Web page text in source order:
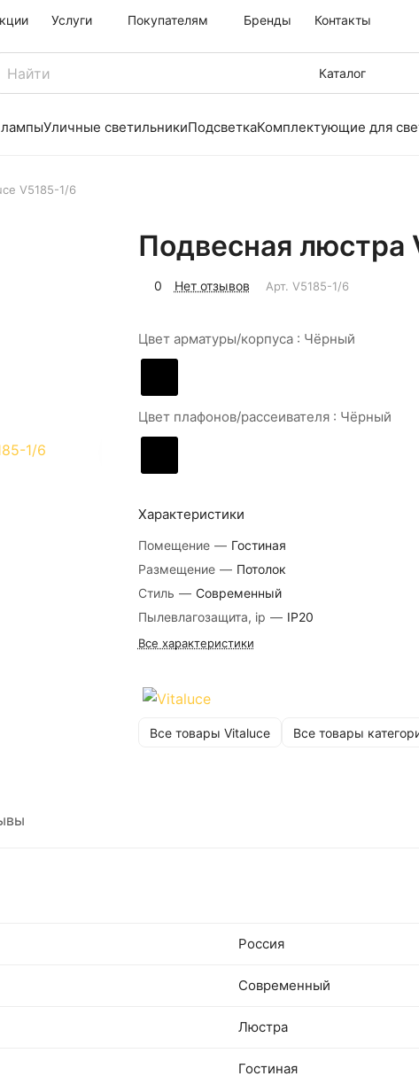
Услуги Покупателям Бренды Контакты
Каталог
Уличные светильникиПодсветкаКомплектующие для
V5185-1/6
Подвесная люстра
0 Нет отзывов Арт. V5185-1/6
Цвет арматуры/корпуса : Чёрный
Цвет плафонов/рассеивателя : Чёрный
Характеристики
Помещение — Гостиная
Размещение — Потолок
Стиль — Современный
Пылевлагозащита, ip — IP20
Все характеристики
Все товары Vitaluce Все товары
Россия
Современный
Люстра
Гостиная